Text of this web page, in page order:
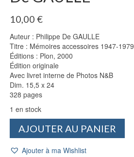
10,00 €
Auteur : Philippe De GAULLE
Titre : Mémoires accessoires 1947-1979
Éditions : Plon, 2000
Édition originale
Avec livret interne de Photos N&B
Dim. 15,5 x 24
328 pages
1 en stock
accessoires
AJOUTER AU PANIER
Ajouter à ma Wishlist